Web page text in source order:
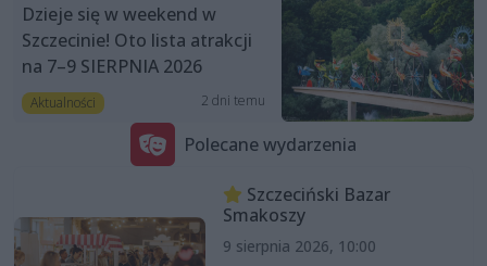
Dzieje się w weekend w
Szczecinie! Oto lista atrakcji
na 7–9 SIERPNIA 2026
Aktualności 2 dni temu
Polecane wydarzenia
Szczeciński Bazar
Smakoszy
9 sierpnia 2026, 10:00